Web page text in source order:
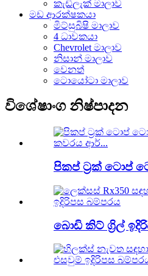
කැඩිලැක් මාලාව
මඩ ආරක්ෂකයා
මිට්සුබිෂි මාලාව
4 ධාවකයා
Chevrolet මාලාව
නිසාන් මාලාව
වෙනත්
ටොයෝටා මාලාව
විශේෂාංග නිෂ්පාදන
පිකප් ට්‍රක් ටොප්
බොඩි කිට් ග්‍රිල්